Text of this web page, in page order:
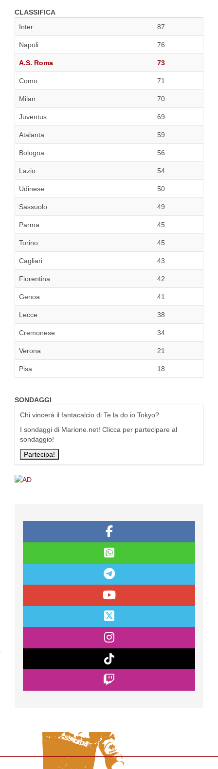
CLASSIFICA
Inter
87
Napoli 76
A.S. Roma 73
Como 71
Milan 70
Juventus 69
Atalanta 59
Bologna 56
Lazio 54
Udinese 50
Sassuolo 49
Parma 45
Torino 45
Cagliari 43
Fiorentina 42
Genoa 41
Lecce 38
Cremonese 34
Verona 21
Pisa 18
SONDAGGI
Chi vincerà il fantacalcio di Te la do io Tokyo?
I sondaggi di Marione.net! Clicca per partecipare al
sondaggio!